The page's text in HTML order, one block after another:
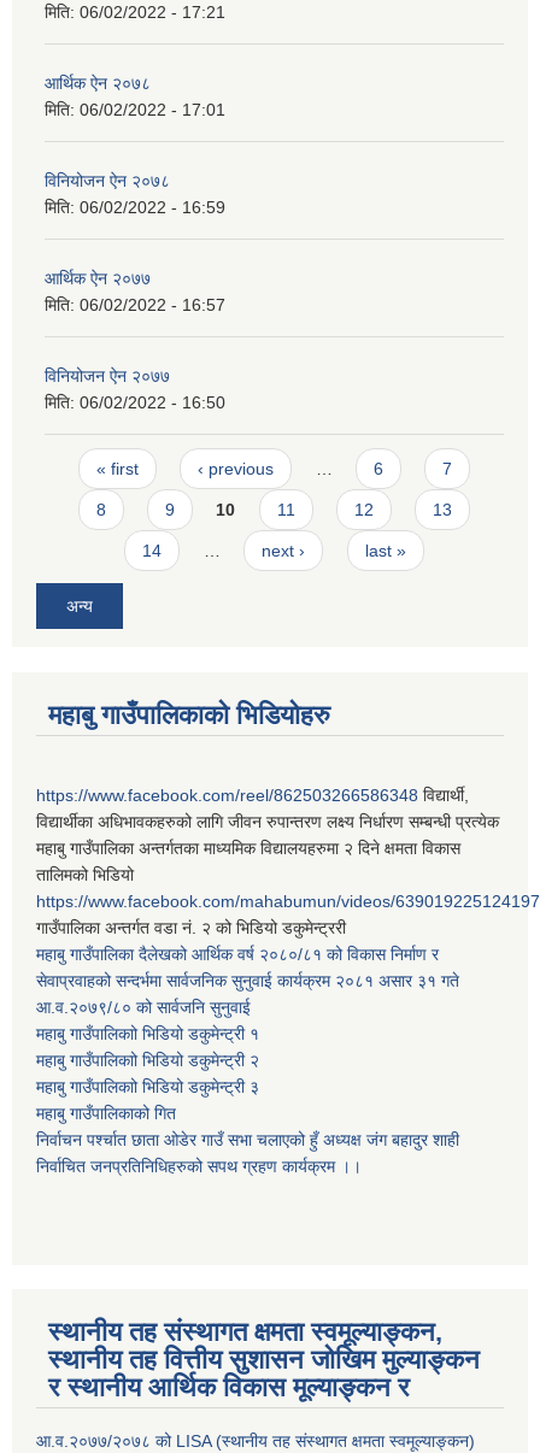
मिति: 06/02/2022 - 17:21
आर्थिक ऐन २०७८
मिति: 06/02/2022 - 17:01
विनियोजन ऐन २०७८
मिति: 06/02/2022 - 16:59
आर्थिक ऐन २०७७
मिति: 06/02/2022 - 16:57
विनियोजन ऐन २०७७
मिति: 06/02/2022 - 16:50
Pages
« first ‹ previous 6 7
8 9 10 11 12 13
14 next › last »
अन्य
महाबु गाउँपालिकाको भिडियोहरु
https://www.facebook.com/reel/862503266586348 विद्यार्थी,
विद्यार्थीका अधिभावकहरुको लागि जीवन रुपान्तरण लक्ष्य निर्धारण सम्बन्धी प्रत्येक
महाबु गाउँपालिका अन्तर्गतका माध्यमिक विद्यालयहरुमा २ दिने क्षमता विकास
तालिमको भिडियो
https://www.facebook.com/mahabumun/videos/639019225124197
गाउँपालिका अन्तर्गत वडा नं. २ को भिडियो डकुमेन्ट्ररी
महाबु गाउँपालिका दैलेखको आर्थिक वर्ष २०८०/८१ को विकास निर्माण र
सेवाप्रवाहको सन्दर्भमा सार्वजनिक सुनुवाई कार्यक्रम २०८१ असार ३१ गते
आ.व.२०७९/८० को सार्वजनि सुनुवाई
महाबु गाउँपालिकाो भिडियो डकुमेन्ट्री १
महाबु गाउँपालिकाो भिडियो डकुमेन्ट्री २
महाबु गाउँपालिकाो भिडियो डकुमेन्ट्री ३
महाबु गाउँपालिकाको गित
निर्वाचन पर्श्चात छाता ओडेर गाउँ सभा चलाएको हुँ अध्यक्ष जंग बहादुर शाही
निर्वाचित जनप्रतिनिधिहरुको सपथ ग्रहण कार्यक्रम ।।
स्थानीय तह संस्थागत क्षमता स्वमूल्याङ्कन,
स्थानीय तह वित्तीय सुशासन जोखिम मुल्याङ्कन
र स्थानीय आर्थिक विकास मूल्याङ्कन र
आ.व.२०७७/२०७८ को LISA (स्थानीय तह संस्थागत क्षमता स्वमूल्याङ्कन)